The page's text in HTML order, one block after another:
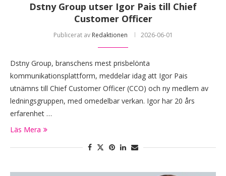
Dstny Group utser Igor Pais till Chief
Customer Officer
Publicerat av Redaktionen 2026-06-01
Dstny Group, branschens mest prisbelönta
kommunikationsplattform, meddelar idag att Igor Pais
utnämns till Chief Customer Officer (CCO) och ny medlem av
ledningsgruppen, med omedelbar verkan. Igor har 20 års
erfarenhet …
Läs Mera